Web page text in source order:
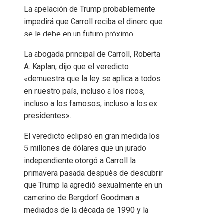
La apelación de Trump probablemente
impedirá que Carroll reciba el dinero que
se le debe en un futuro próximo.
La abogada principal de Carroll, Roberta
A. Kaplan, dijo que el veredicto
«demuestra que la ley se aplica a todos
en nuestro país, incluso a los ricos,
incluso a los famosos, incluso a los ex
presidentes».
El veredicto eclipsó en gran medida los
5 millones de dólares que un jurado
independiente otorgó a Carroll la
primavera pasada después de descubrir
que Trump la agredió sexualmente en un
camerino de Bergdorf Goodman a
mediados de la década de 1990 y la